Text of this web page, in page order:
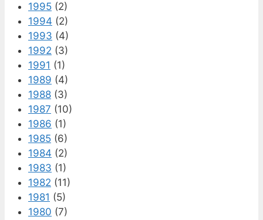
1995 (2)
1994 (2)
1993 (4)
1992 (3)
1991 (1)
1989 (4)
1988 (3)
1987 (10)
1986 (1)
1985 (6)
1984 (2)
1983 (1)
1982 (11)
1981 (5)
1980 (7)